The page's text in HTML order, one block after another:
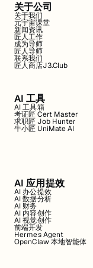
关于公司
关于我们
元宇宙课堂
新闻资讯
匠人工作
成为导师
匠人导师
联系我们
匠人商店J3.Club
AI 工具
AI 工具箱
考证匠 Cert Master
求职匠 Job Hunter
牛小匠 UniMate AI
AI 应用提效
AI 办公提效
AI 数据分析
AI 财务
AI 内容创作
AI 视觉创作
前端开发
Hermes Agent
OpenClaw 本地智能体